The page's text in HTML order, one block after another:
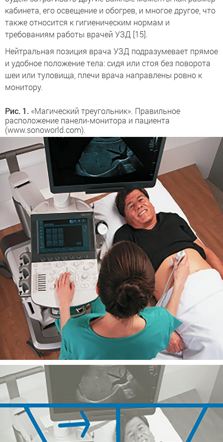
кабинета, его освещение и обогрев, и многое другое, что
также относится к гигиеническим нормам и
требованиям работы врачей УЗД [15].
Нейтральная позиция врача УЗД подразумевает прямое
и удобное положение тела: сидя или стоя без поворота
шеи или туловища, плечи врача направлены ровно к
монитору.
Рис. 1. «Магический треугольник». Правильное
расположение панели-монитора и пациента
(www.sonoworld.com).